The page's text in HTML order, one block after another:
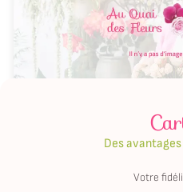
TOUTES
Des
Votre